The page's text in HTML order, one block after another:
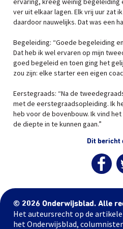
ver uit elkaar lagen. Elk vrij uur zat
daardoor nauwelijks. Dat was een
Begeleiding: “Goede begeleiding
Dat heb ik wel ervaren op mijn
goed begeleid en toen ging het
zou zijn: elke starter een eigen
Eerstegraads: “Na de
met de eerstegraadsopleiding. Ik
heb voor de bovenbouw. Ik vind
de diepte in te kunnen gaan.”
Dit bericht
© 2026 Onderwijsblad. Alle
Het auteursrecht op de
het Onderwijsblad,